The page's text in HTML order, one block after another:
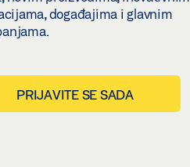
događajima i glavnim
PRIJAVITE SE SADA